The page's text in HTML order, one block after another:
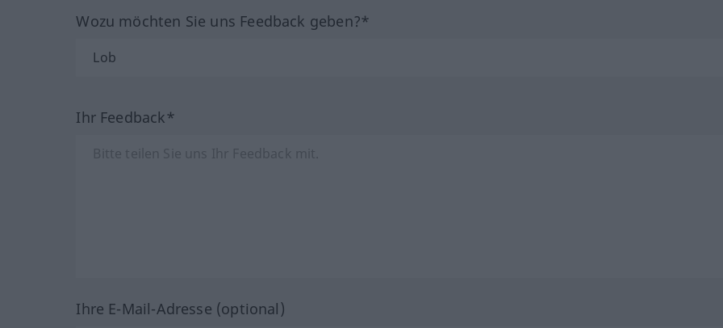
Wozu möchten Sie uns Feedback geben?*
Ihr Feedback*
Ihre E-Mail-Adresse (optional)